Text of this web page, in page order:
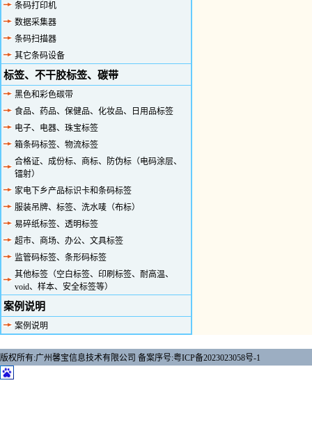
条码打印机
数据采集器
条码扫描器
其它条码设备
标签、不干胶标签、碳带
黑色和彩色碳带
食品、药品、保健品、化妆品、日用品标签
电子、电器、珠宝标签
箱条码标签、物流标签
合格证、成份标、商标、防伪标（电码涂层、
镭射）
家电下乡产品标识卡和条码标签
服装吊牌、标签、洗水唛（布标）
易碎纸标签、透明标签
超市、商场、办公、文具标签
监管码标签、条形码标签
其他标签（空白标签、印刷标签、耐高温、
void、样本、安全标签等）
案例说明
案例说明
版权所有:广州馨宝信息技术有限公司 备案序号:粤ICP备2023023058号-1